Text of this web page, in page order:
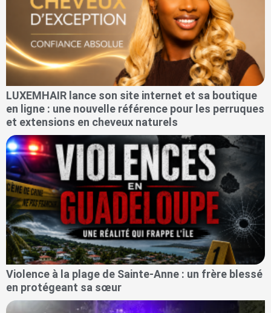
LUXEMHAIR lance son site internet et sa boutique
en ligne : une nouvelle référence pour les perruques
et extensions en cheveux naturels
Violence à la plage de Sainte-Anne : un frère blessé
en protégeant sa sœur